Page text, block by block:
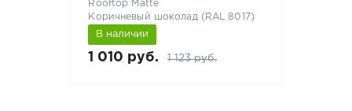
Rooftop Matte
Коричневый шоколад (RAL 8017)
В наличии
1 010 руб. 1 123 руб.